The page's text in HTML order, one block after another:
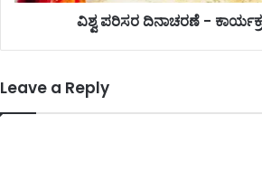
ವಿಶ್ವ ಪರಿಸರ ದಿನಾಚರಣೆ -
Leave a Reply